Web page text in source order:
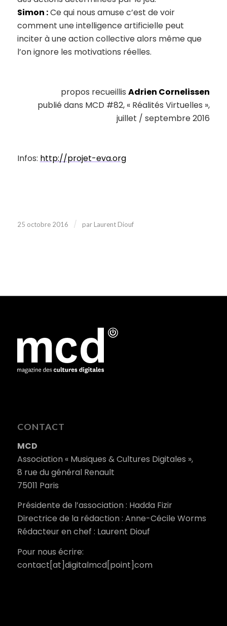
Simon :Ce qui nous amuse c’est de voir
comment une intelligence artificielle peut
inciter à une action collective alors même que
l’on ignore les motivations réelles.
propos recueillisAdrien Cornelissen
publié dans MCD #82, « Réalités Virtuelles »,
juillet / septembre 2016
Infos: http://projet-eva.org
25 octobre 2016 / par Laurent Diouf
CONTACT
MCD
Association « Musiques & Cultures Digitales »,
8 rue du général Renault
75011 Paris
Présidente de l’association : Hadda Fizir
Directrice de la rédaction : Anne-Cécile Worms
Rédacteur en chef : Laurent Diouf
Pour nous écrire:
contact[at]digitalmcd[point]com